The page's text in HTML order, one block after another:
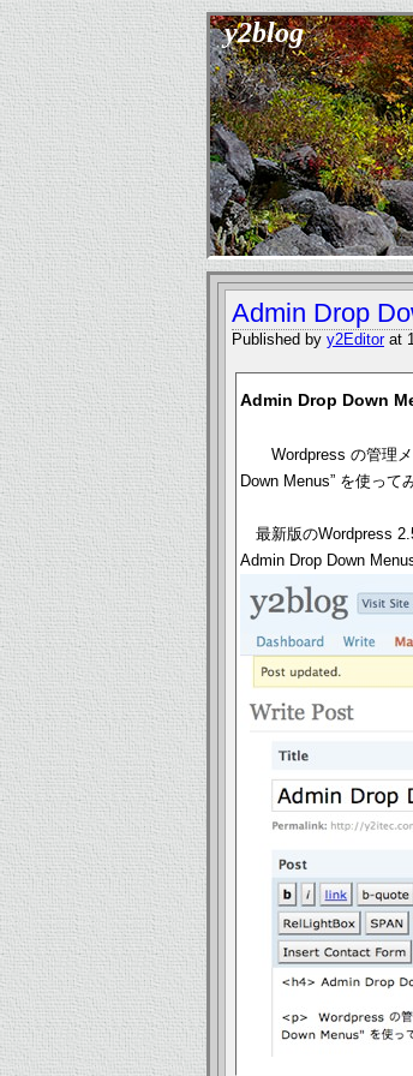
y2blog
Admin Drop
Published by y2Editorat
Admin Drop Down
Wordpress の管理
Down Menus” を使って
最新版のWordpress
Admin Drop Down